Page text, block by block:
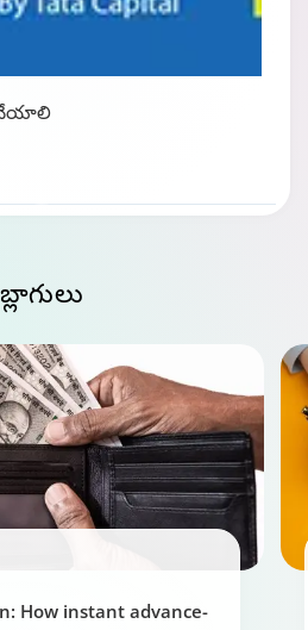
చేయాలి
కోసం మీ గైడ్
బ్లాగులు
How instant advance-